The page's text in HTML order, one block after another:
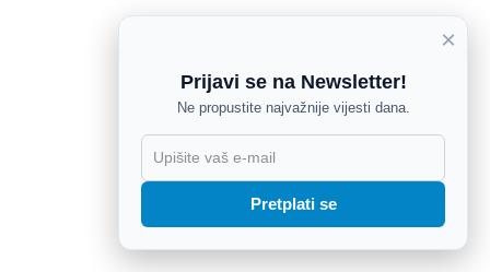
×
Prijavi se na Newsletter!
Ne propustite najvažnije vijesti dana.
Pretplati se